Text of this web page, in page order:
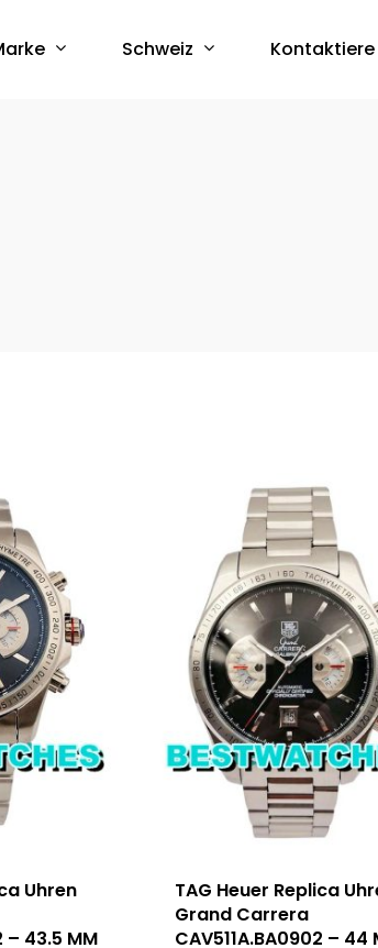
Schweiz Kontaktiere
Uhren
– 43.5 MM
TAG Heuer Replica
Grand Carrera
CAV511A.BA0902 – 44